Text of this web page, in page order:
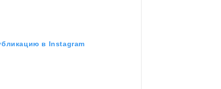
в Instagram